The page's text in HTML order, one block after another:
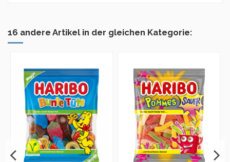
16 andere Artikel in der gleichen Kategorie: